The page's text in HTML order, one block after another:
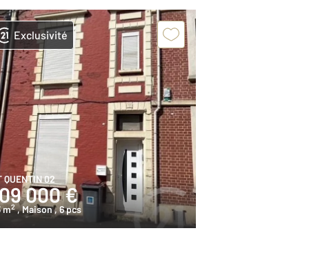
Exclusivité
QUENTIN 02
000 €
m2 , Maison, 6 pcs